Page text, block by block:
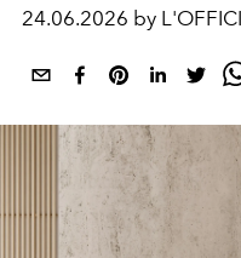
24.06.2026 by